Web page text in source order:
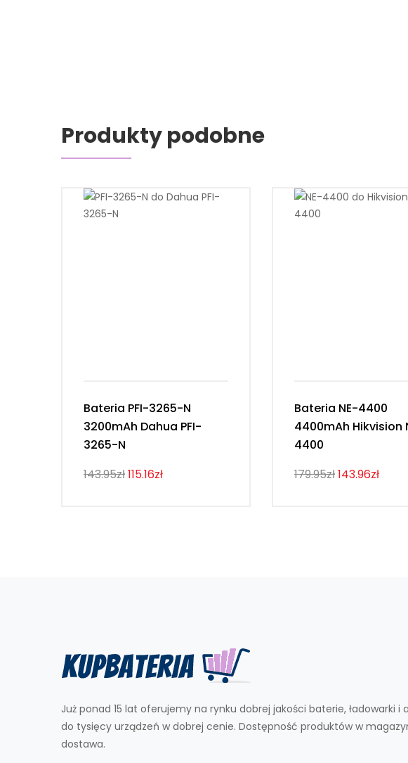
Produkty podobne
Bateria PFI-3265-N
3200mAh Dahua PFI-
3265-N
143.95zł115.16zł
Bateria NE-4400
4400mAh Hikvision
4400
179.95zł143.96zł
Już ponad 15 lat oferujemy na rynku dobrej jakości baterie, ładowarki i
do tysięcy urządzeń w dobrej cenie. Dostępność produktów w
dostawa.